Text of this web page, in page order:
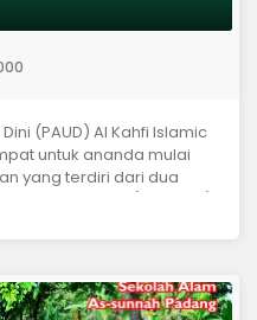
(PAUD) Al Kahfi Islamic
untuk ananda mulai
yang terdiri dari dua
Bermain ) dan TK (
yang berusia minimal
akan dikenalkan kepada
Tak hanya belajar
sebagainya, di PAUD AIS